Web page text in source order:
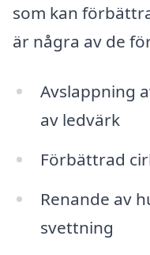
som kan
är några av de
Avslappning
av ledvärk
Förbättrad
Renande av
svettning